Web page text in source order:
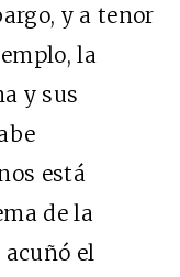
y a tenor
la
y sus
está
de la
el